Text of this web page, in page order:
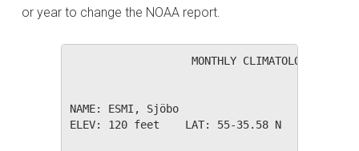
or year to change the NOAA report.
MONTHLY CLIMATOLOGICAL
NAME: ESMI, Sjöbo
ELEV: 120 feet    LAT: 55-35.58 N    LONG: